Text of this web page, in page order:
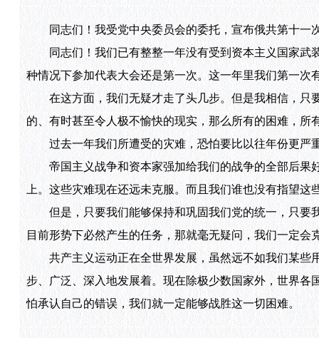
同志们！我受党中央委员会的委托，宣布俄共第十一
同志们！我们已有整整一年没有受到资本主义国家武
种情况下参加代表大会还是第一次。这一年里我们第一
在这方面，我们无疑才走了头几步。但是我相信，只
的、有时甚至令人极不愉快的现实，那么所有的困难，
过去一年我们所遭受的灾难，恐怕要比以往年份更严
帝国主义战争和资本家强加给我们的战争的全部后果
上。这些灾难现在还远未克服。而且我们谁也没有指望这
但是，只要我们能够保持和巩固我们党的统一，只要
目前形势下必然产生的任务，那就毫无疑问，我们一定会
共产主义运动正在全世界发展，虽然远不如我们某些
步、广泛、深入地发展着。现在除极少数国家外，世界
怕承认自己的错误，我们就一定能够战胜这一切困难。